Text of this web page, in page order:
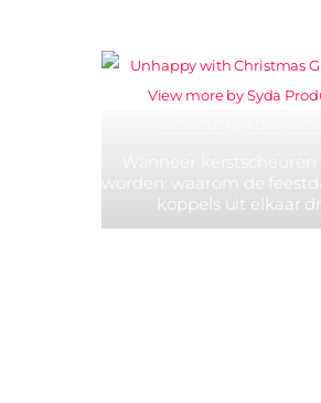
worden: waarom de
koppels uit elkaar